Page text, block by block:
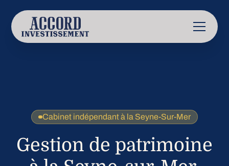
Cabinet indépendant à la Seyne-Sur-Mer
Gestion de patrimoine